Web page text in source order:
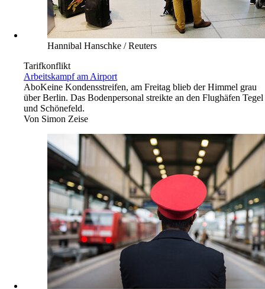
Hannibal Hanschke / Reuters
Tarifkonflikt
Arbeitskampf am Airport
AboKeine Kondensstreifen, am Freitag blieb der Himmel grau
über Berlin. Das Bodenpersonal streikte an den Flughäfen Tegel
und Schönefeld.
Von Simon Zeise